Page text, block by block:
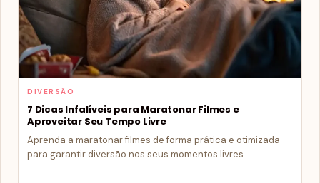
DIVERSÃO
7 Dicas Infalíveis para Maratonar Filmes e
Aproveitar Seu Tempo Livre
Aprenda a maratonar filmes de forma prática e otimizada
para garantir diversão nos seus momentos livres.